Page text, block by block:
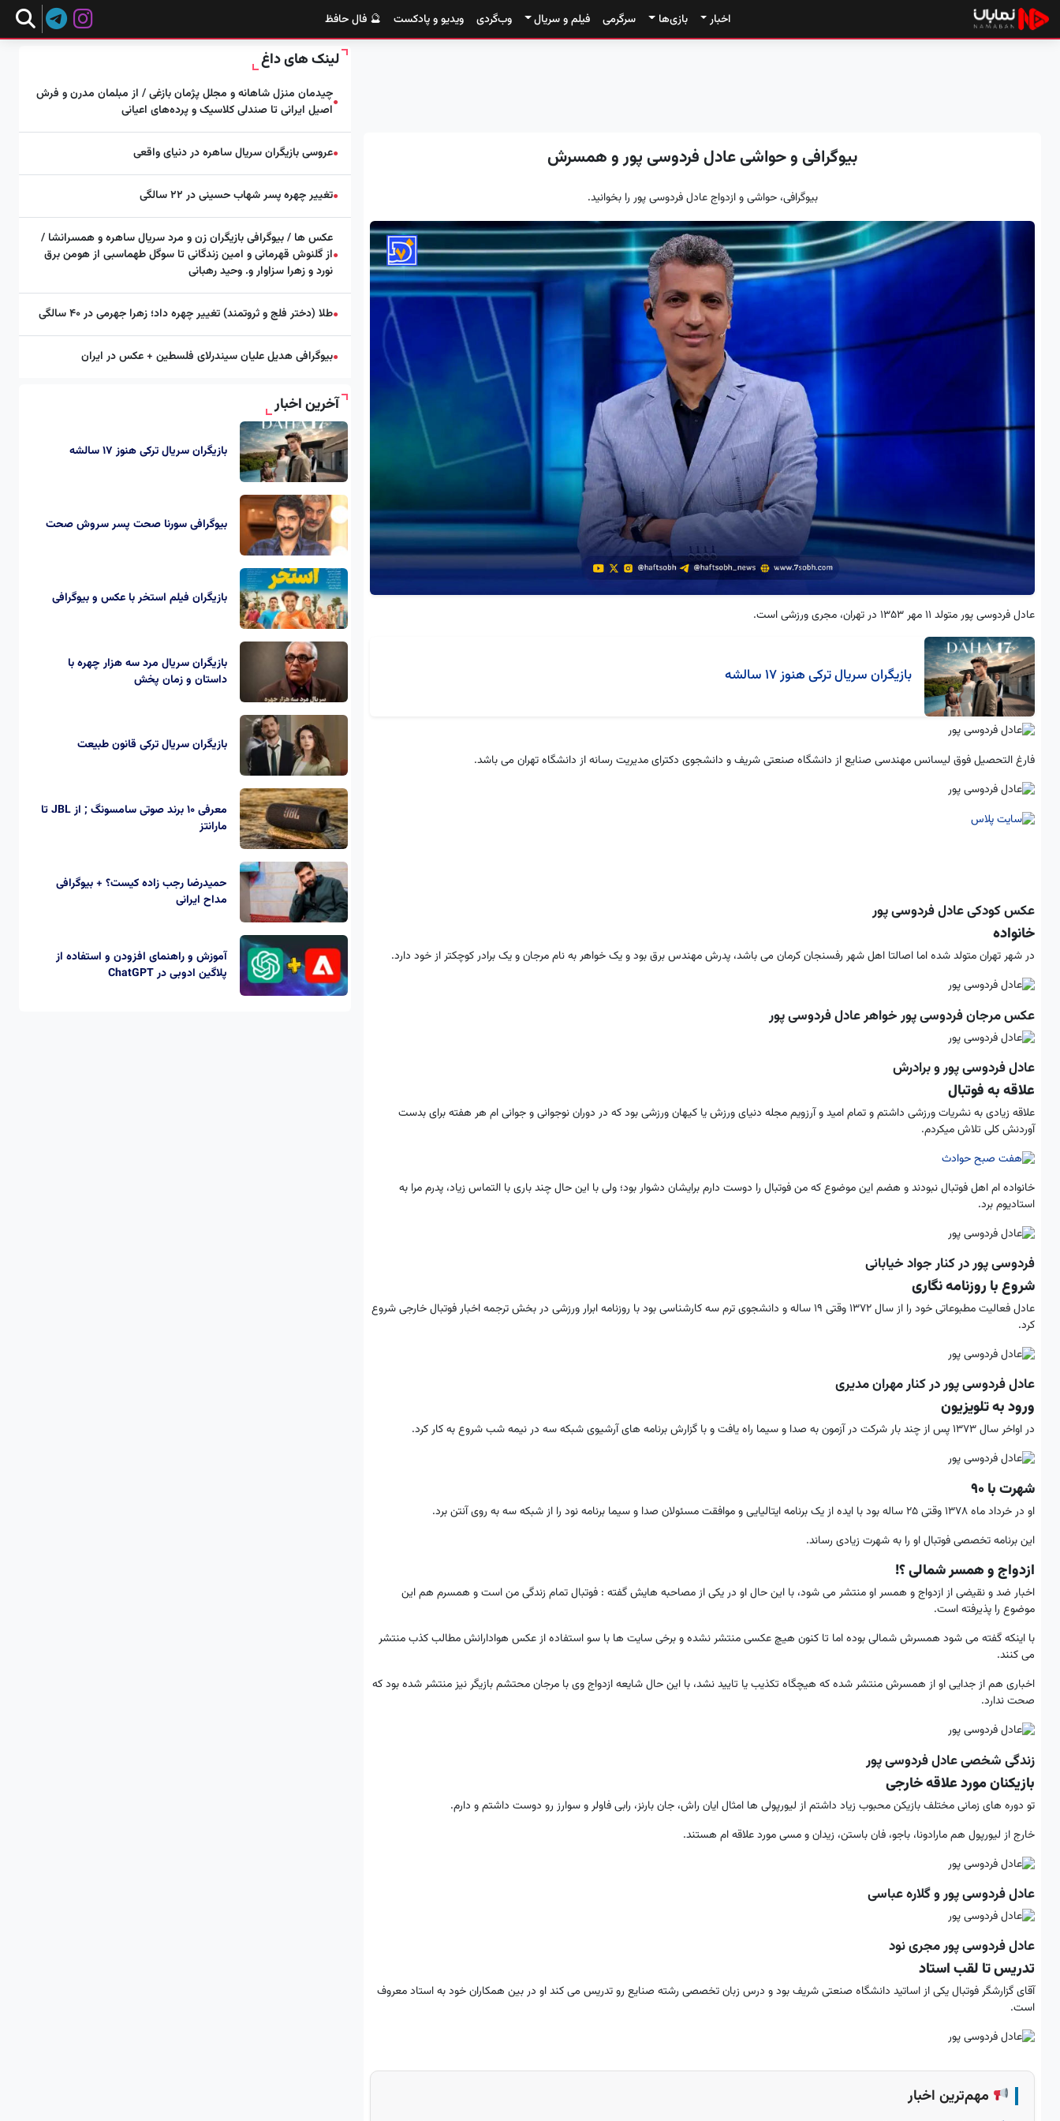
اخبار بازی‌ها سرگرمی فیلم و سریال وب‌گردی ویدیو و پادکست 🔮 فال حافظ
بیوگرافی و حواشی عادل فردوسی پور و همسرش
بیوگرافی، حواشی و ازدواج عادل فردوسی پور را بخوانید.
عادل فردوسی‌ پور متولد 11 مهر 1353 در تهران، مجری ورزشی است.
بازیگران سریال ترکی هنوز ۱۷ سالشه
فارغ التحصیل فوق لیسانس مهندسی صنایع از دانشگاه صنعتی شریف و دانشجوی دکترای مدیریت رسانه از دانشگاه تهران می باشد.
عکس کودکی عادل فردوسی پور
خانواده
در شهر تهران متولد شده اما اصالتا اهل شهر رفسنجان کرمان می باشد، پدرش مهندس برق بود و یک خواهر به نام مرجان و یک برادر کوچکتر از خود دارد.
عکس مرجان فردوسی پور خواهر عادل فردوسی پور
عادل فردوسی پور و برادرش
علاقه به فوتبال
علاقه زیادی به نشریات ورزشی داشتم و تمام امید و آرزویم مجله دنیای ورزش یا کیهان ورزشی بود که در دوران نوجوانی و جوانی­ ام هر هفته برای بدست
آوردنش کلی تلاش می­کردم.
خانواده ام اهل فوتبال نبودند و هضم این موضوع که من فوتبال را دوست دارم برایشان دشوار بود؛ ولی با این حال چند باری با التماس زیاد، پدرم مرا به
استادیوم برد.
فردوسی پور در کنار جواد خیابانی
شروع با روزنامه نگاری
عادل فعالیت مطبوعاتی خود را از سال 1372 وقتی 19 ساله و دانشجوی ترم سه کارشناسی بود با روزنامه ابرار ورزشی در بخش ترجمه اخبار فوتبال خارجی شروع
کرد.
عادل فردوسی پور در کنار مهران مدیری
ورود به تلویزیون
در اواخر سال 1373 پس از چند بار شرکت در آزمون به صدا و سیما راه یافت و با گزارش برنامه های آرشیوی شبکه سه در نیمه شب شروع به کار کرد.
شهرت با 90
او در خرداد ماه 1378 وقتی 25 ساله بود با ایده از یک برنامه ایتالیایی و موافقت مسئولان صدا و سیما برنامه نود را از شبکه سه به روی آنتن برد.
این برنامه تخصصی فوتبال او را به شهرت زیادی رساند.
ازدواج و همسر شمالی ؟!
اخبار ضد و نقیضی از ازدواج و همسر او منتشر می شود، با این حال او در یکی از مصاحبه هایش گفته : فوتبال تمام زندگی من است و همسرم هم این
موضوع را پذیرفته است.
با اینکه گفته می شود همسرش شمالی بوده اما تا کنون هیچ عکسی منتشر نشده و برخی سایت ها با سو استفاده از عکس هوادارانش مطالب کذب منتشر
می کنند.
اخباری هم از جدایی او از همسرش منتشر شده که هیچگاه تکذیب یا تایید نشد، با این حال شایعه ازدواج وی با مرجان محتشم بازیگر نیز منتشر شده بود که
صحت ندارد.
زندگی شخصی عادل فردوسی پور
بازیکنان مورد علاقه خارجی
تو دوره های زمانی مختلف بازیکن محبوب زیاد داشتم از لیورپولی ها امثال ایان راش، جان بارنز، رابی فاولر و سوارز رو دوست داشتم و دارم.
خارج از لیورپول هم مارادونا، باجو، فان باستن، زیدان و مسی مورد علاقه ام هستند.
عادل فردوسی پور و گلاره عباسی
عادل فردوسی پور مجری نود
تدریس تا لقب استاد
آقای گزارشگر فوتبال یکی از اساتید دانشگاه صنعتی شریف بود و درس زبان تخصصی رشته صنایع رو تدریس می کند او در بین همکاران خود به استاد معروف
است.
مهم‌ترین اخبار
لینک های داغ
●چیدمان منزل شاهانه و مجلل پژمان بازغی / از مبلمان مدرن و فرش
اصیل ایرانی تا صندلی کلاسیک و پرده‌های اعیانی
●عروسی بازیگران سریال ساهره در دنیای واقعی
●تغییر چهره پسر شهاب حسینی در ۲۲ سالگی
●
عکس ها / بیوگرافی بازیگران زن و مرد سریال ساهره و همسرانشا /
از گلنوش قهرمانی و امین زندگانی تا سوگل طهماسبی از هومن برق
نورد و زهرا سزاوار و. وحید رهبانی
●طلا (دختر فلج و ثروتمند) تغییر چهره داد؛ زهرا جهرمی در ۴۰ سالگی
●بیوگرافی هدیل علیان سیندرلای فلسطین + عکس در ایران
آخرین اخبار
بازیگران سریال ترکی هنوز ۱۷ سالشه
بیوگرافی سورنا صحت پسر سروش صحت
بازیگران فیلم استخر با عکس و بیوگرافی
بازیگران سریال مرد سه هزار چهره با
داستان و زمان پخش
بازیگران سریال ترکی قانون طبیعت
معرفی 10 برند صوتی سامسونگ ; از JBL تا
مارانتز
حمیدرضا رجب‌ زاده کیست؟ + بیوگرافی
مداح ایرانی
آموزش و راهنمای افزودن و استفاده از
پلاگین ادوبی در ChatGPT